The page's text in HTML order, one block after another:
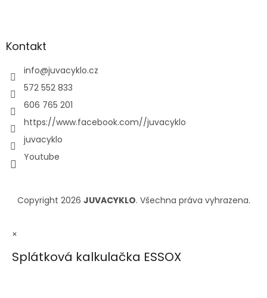
Kontakt
info@juvacyklo.cz
572 552 833
606 765 201
https://www.facebook.com//juvacyklo
juvacyklo
Youtube
Copyright 2026 JUVACYKLO. Všechna práva vyhrazena.
×
Splátková kalkulačka ESSOX